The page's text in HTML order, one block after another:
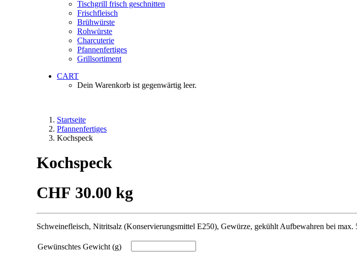
Tischgrill frisch geschnitten
Frischfleisch
Brühwürste
Rohwürste
Charcuterie
Pfannenfertiges
Grillsortiment
CART
Dein Warenkorb ist gegenwärtig leer.
Startseite
Pfannenfertiges
Kochspeck
Kochspeck
CHF 30.00 kg
Schweinefleisch, Nitritsalz (Konservierungsmittel E250), Gewürze, gekühlt Aufbewahren bei max.
Gewünschtes Gewicht (g)